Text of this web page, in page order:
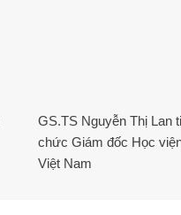
GS.TS Nguyễn Thị Lan
chức Giám đốc Học
Việt Nam